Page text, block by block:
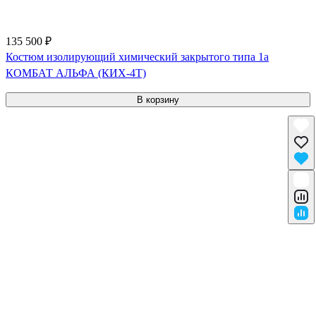
135 500 ₽
Костюм изолирующий химический закрытого типа 1a
КОМБАТ АЛЬФА (КИХ-4Т)
В корзину